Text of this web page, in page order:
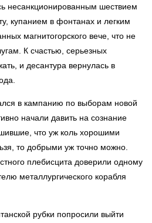
несанкционированным шествием
купанием в фонтанах и легким
магнитогорского вече, что не
К счастью, серьезных
и десантура вернулась в
в кампанию по выборам новой
начали давить на сознание
что уж коль хорошими
то добрыми уж точно можно.
плебисцита доверили одному
металлургического корабля
рубки попросили выйти